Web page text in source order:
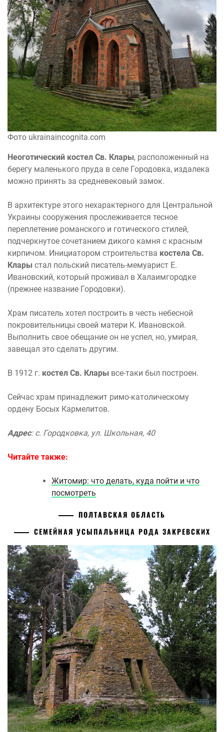
Фото ukrainaincognita.com
Неоготический костел Св. Клары, расположенный на
берегу маленького пруда в селе Городовка, издалека
можно принять за средневековый замок.
В архитектуре этого нехарактерного для Центральной
Украины сооружения прослеживается тесное
переплетение романского и готического стилей,
подчеркнутое сочетанием дикого камня с красным
кирпичом. Инициатором строительства костела Св.
Клары стал польский писатель-мемуарист Е.
Ивановский, который проживал в Халаимгородке
(прежнее название Городовки).
Храм писатель хотел построить в честь небесной
покровительницы своей матери К. Ивановской.
Выполнить свое обещание он не успел, но, умирая,
завещал это сделать другим.
В 1912 г. костел Св. Клары все-таки был построен.
Сейчас храм принадлежит римо-католическому
ордену Босых Кармелитов.
Адрес: с. Городковка, ул. Школьная, 40
Читайте также:
Житомир: что делать, куда пойти и что
посмотреть
ПОЛТАВСКАЯ ОБЛАСТЬ
СЕМЕЙНАЯ УСЫПАЛЬНИЦА РОДА ЗАКРЕВСКИХ